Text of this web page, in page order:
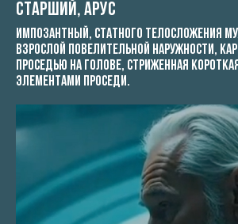
Старший, Арус
импозантный, статного телосложения
взрослой повелительной наружности,
проседью на голове, стриженная
элементами проседи.